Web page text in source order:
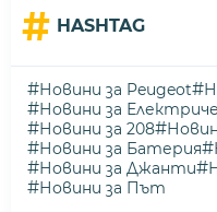
# HASHTAG
#Новини за Peugeot#
#Новини за
#Новини за 208#
#Новини за Батерия#
#Новини за Джанти#
#Новини за Път